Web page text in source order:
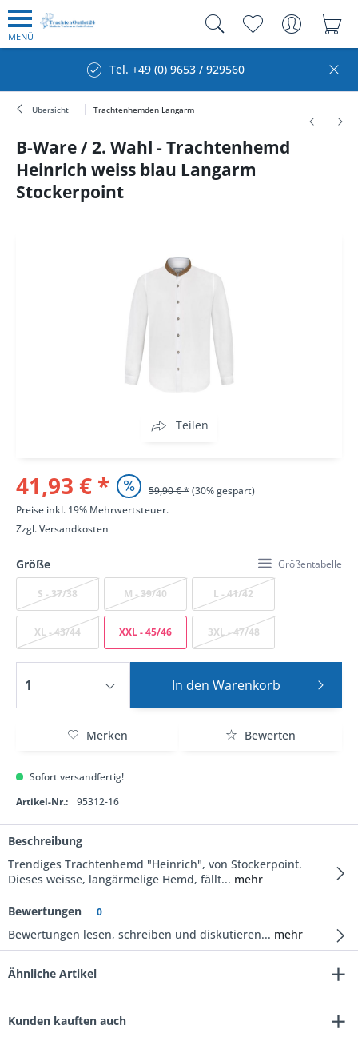
MENÜ
Tel. +49 (0) 9653 / 929560
Übersicht Trachtenhemden Langarm
B-Ware / 2. Wahl - Trachtenhemd
Heinrich weiss blau Langarm
Stockerpoint
Teilen
41,93 € * 59,90 € *(30% gespart)
Preise inkl. 19% Mehrwertsteuer.
Zzgl.Versandkosten
Größe Größentabelle
S - 37/38 M - 39/40 L - 41/42
XL - 43/44 XXL - 45/46 3XL - 47/48
In den Warenkorb
Merken Bewerten
Sofort versandfertig!
Artikel-Nr.:
95312-16
Beschreibung
Trendiges Trachtenhemd "Heinrich", von Stockerpoint.
Dieses weisse, langärmelige Hemd, fällt... mehr
Bewertungen 0
Bewertungen lesen, schreiben und diskutieren... mehr
Ähnliche Artikel
Kunden kauften auch